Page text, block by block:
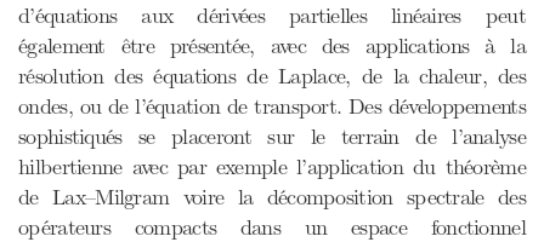
d’équations aux dérivées partielles linéaires peut
également être présentée, avec des applications à la
résolution des équations de Laplace, de la chaleur, des
ondes, ou de l’équation de transport. Des développements
sophistiqués se placeront sur le terrain de l’analyse
hilbertienne avec par exemple l’application du théorème
de Lax–Milgram voire la décomposition spectrale des
opérateurs compacts dans un espace fonctionnel